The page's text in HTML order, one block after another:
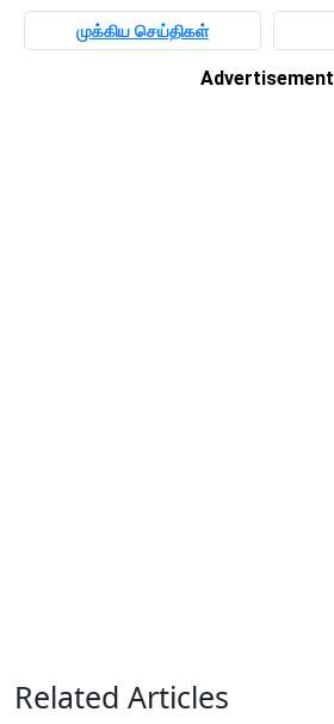
முக்கிய செய்திகள்
Advertisement
Related Articles